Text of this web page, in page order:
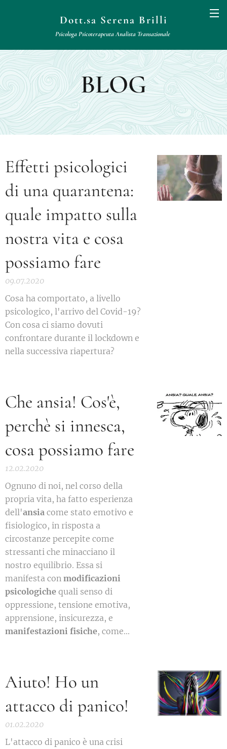
Dott.sa Serena Brilli
Psicologa PsicoterapeutaAnalista Transazionale
BLOG
Effetti psicologici
di una quarantena:
quale impatto sulla
nostra vita e cosa
possiamo fare
09.07.2020
Cosa ha comportato, a livello
psicologico, l'arrivo del Covid-19?
Con cosa ci siamo dovuti
confrontare durante il lockdown e
nella successiva riapertura?
Che ansia! Cos'è,
perchè si innesca,
cosa possiamo fare
12.02.2020
Ognuno di noi, nel corso della
propria vita, ha fatto esperienza
dell'ansia come stato emotivo e
fisiologico, in risposta a
circostanze percepite come
stressanti che minacciano il
nostro equilibrio. Essa si
manifesta con modificazioni
psicologiche quali senso di
oppressione, tensione emotiva,
apprensione, insicurezza, e
manifestazioni fisiche, come...
Aiuto! Ho un
attacco di panico!
01.02.2020
L'attacco di panico è una crisi